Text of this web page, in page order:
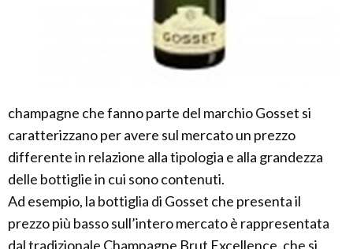
champagne che fanno parte del marchio Gosset si
caratterizzano per avere sul mercato un prezzo
differente in relazione alla tipologia e alla grandezza
delle bottiglie in cui sono contenuti.
Ad esempio, la bottiglia di Gosset che presenta il
prezzo più basso sull’intero mercato è rappresentata
dal tradizionale Champagne Brut Excellence, che si